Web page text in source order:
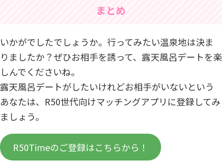
まとめ
いかがでしたでしょうか。行ってみたい温泉地は決ま
りましたか？ぜひお相手を誘って、露天風呂デートを楽
しんでくださいね。
露天風呂デートがしたいけれどお相手がいないという
あなたは、R50世代向けマッチングアプリに登録してみ
ましょう。
R50Timeのご登録はこちらから！